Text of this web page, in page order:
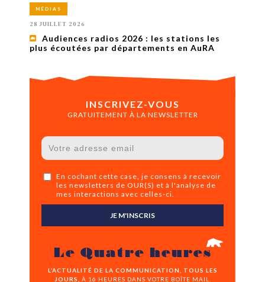
MÉDIAS
28 JUILLET 2026
Audiences radios 2026 : les stations les
plus écoutées par départements en AuRA
INSCRIVEZ-VOUS
GRATUITEMENT À LA NEWSLETTER
En cochant cette case, je consens à recevoir
les newsletters de OUR(S) et à l'analyse de
mes interactions avec celles-ci.
JE M'INSCRIS
Le Quatre heures
L’ACTUALITÉ DE LA COMMUNICATION, TOUS LES
JOURS,
À 16 HEURES DANS VOTRE BOÎTE MAIL.